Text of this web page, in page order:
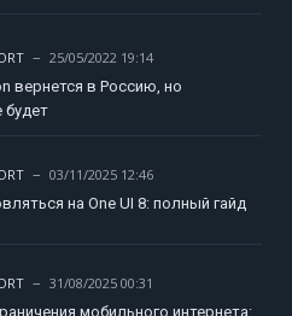
25/05/2022 19:14
вернется в Россию, но
будет
03/11/2025 12:46
на One UI 8: полный гайд
31/08/2025 00:31
мобильного интернета: